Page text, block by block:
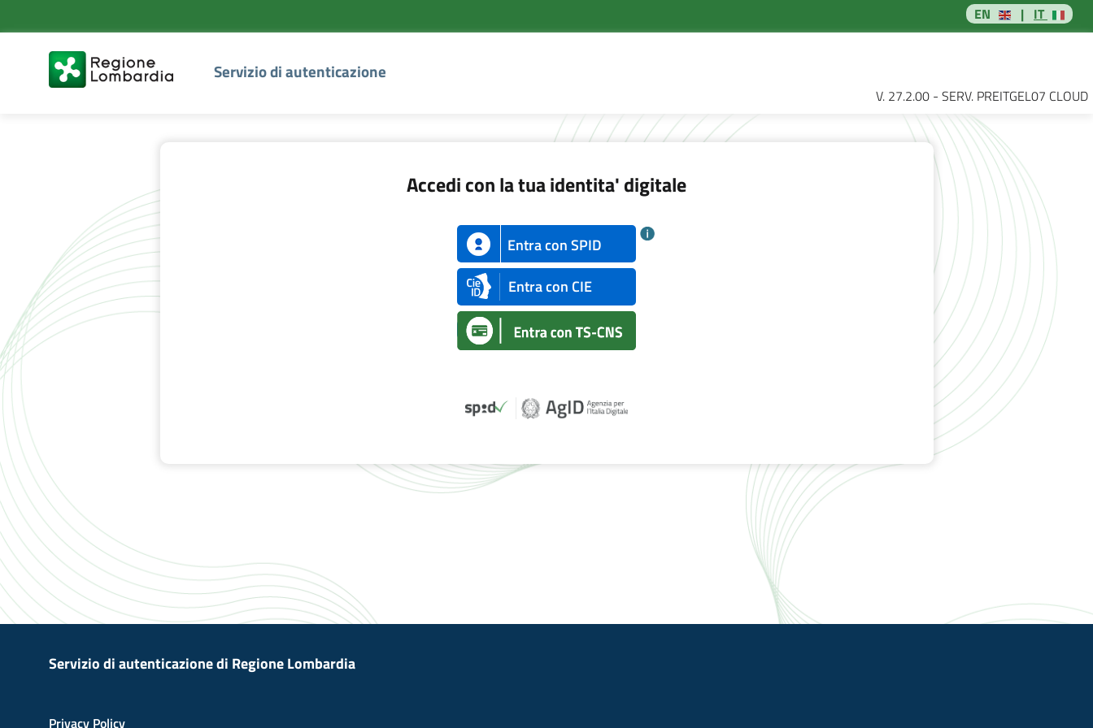
EN | IT
Servizio di autenticazione
V. 27.2.00 - SERV. PREITGEL07 CLOUD
Accedi con la tua identita' digitale
Entra con SPID
Entra con CIE
Servizio di autenticazione di Regione Lombardia
Privacy Policy